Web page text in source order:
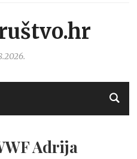
Adrija